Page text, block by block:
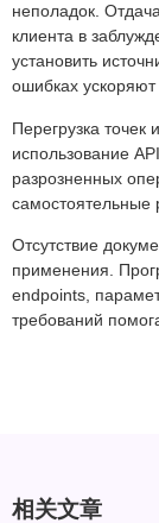
неполадок.
клиента в
установить
ошибках ускоряют
Перегрузка
использование
разрозненных
самостоятельные
Отсутствие
применения.
endpoints,
требований
相关文章